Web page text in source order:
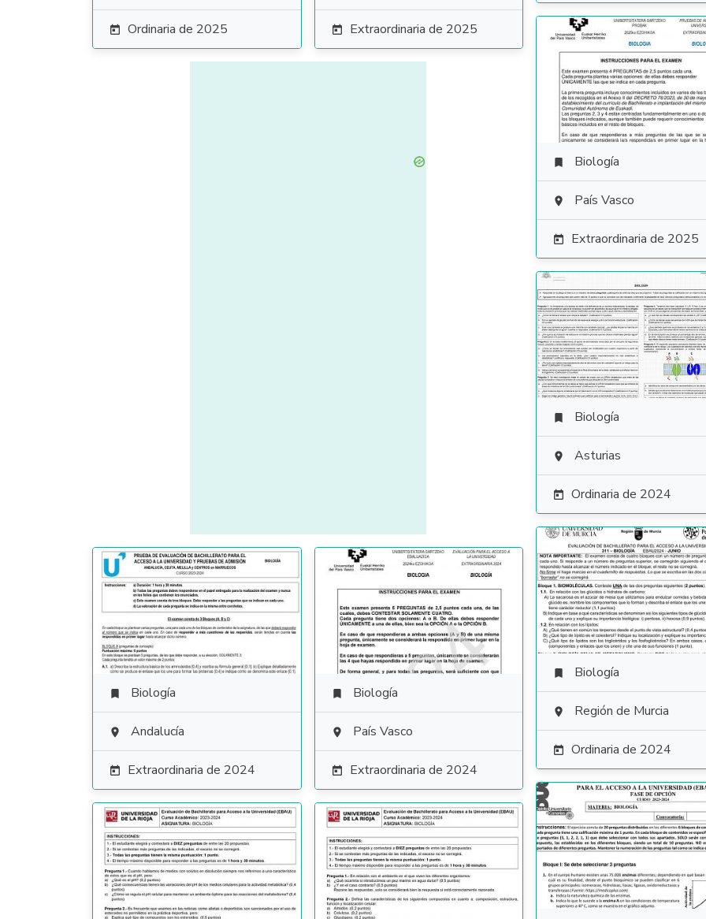
 Ordinaria de 2025  Extraordinaria de 2025
 Biología
 País Vasco
 Extraordinaria de 2025
 Biología
 Asturias
 Ordinaria de 2024
 Biología
 Región de Murcia
 Ordinaria de 2024
 Biología
 Andalucía
 Extraordinaria de 2024
 Biología
 País Vasco
 Extraordinaria de 2024